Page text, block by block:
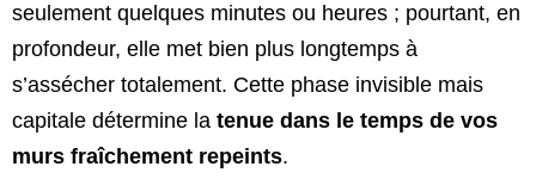
seulement quelques minutes ou heures ; pourtant, en
profondeur, elle met bien plus longtemps à
s’assécher totalement. Cette phase invisible mais
capitale détermine la tenue dans le temps de vos
murs fraîchement repeints.